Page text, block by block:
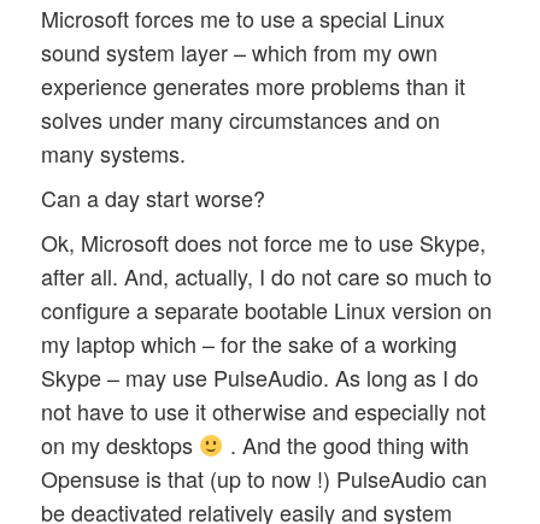
Microsoft forces me to use a special Linux
sound system layer – which from my own
experience generates more problems than it
solves under many circumstances and on
many systems.
Can a day start worse?
Ok, Microsoft does not force me to use Skype,
after all. And, actually, I do not care so much to
configure a separate bootable Linux version on
my laptop which – for the sake of a working
Skype – may use PulseAudio. As long as I do
not have to use it otherwise and especially not
on my desktops
. And the good thing with
Opensuse is that (up to now !) PulseAudio can
be deactivated relatively easily and system